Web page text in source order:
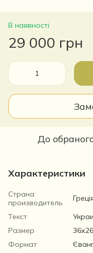
В наявності
29 000 грн
До
Характеристики
Страна
производитель
Текст
Размер
36х26
Формат